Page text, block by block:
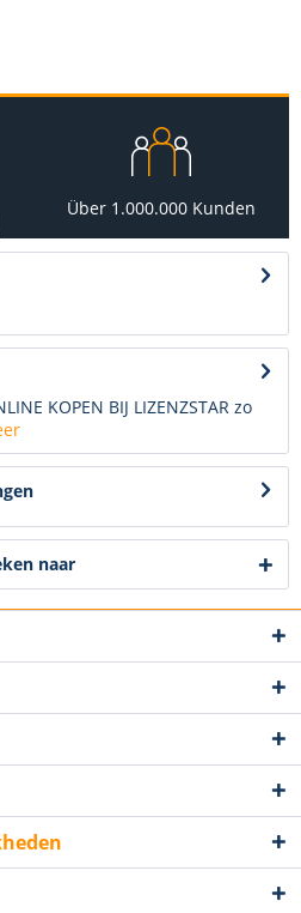
Über 1.000.000 Kunden
KOPEN BIJ LIZENZSTAR zo
naar